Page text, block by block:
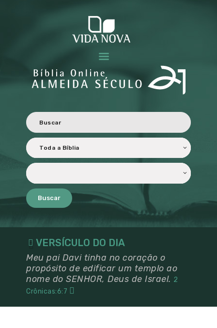
Buscar
VERSÍCULO DO DIA
Meu pai Davi tinha no coração o
propósito de edificar um templo ao
nome do SENHOR, Deus de Israel. 2
Crônicas:6:7
BÍBLIA ALMEIDA SÉCULO 21
Revisada e atualizada ao Novo Acordo Ortográfico da Língua Portuguesa.
CARACTERÍSTICAS
TRADUÇÃO E
REVISÃO
LICENCIAMENTO
PARCEIROS